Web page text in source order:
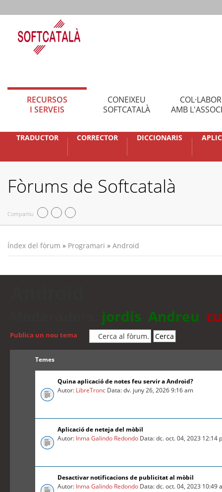
RECURSOS
I SERVEIS
CONEIXEU
SOFTCATALÀ
AMB
TRADUCTOR CORRECTOR DICCIONARIS
Fòrums de Softcatalà
Compartiu
Índex del fòrum » Programari » Android
jordis Andreu
Publica un nou tema
Temes
Quina aplicació de notes feu servir a Android?
Autor: LibreTronc Data: dv. juny 26, 2026 9:16 am
Aplicació de neteja del mòbil
Autor: Inma Galindo Redondo Data: dc. oct. 04, 2023 12:14
Desactivar notificacions de publicitat al mòbil
Autor: Inma Galindo Redondo Data: dc. oct. 04, 2023 10:49